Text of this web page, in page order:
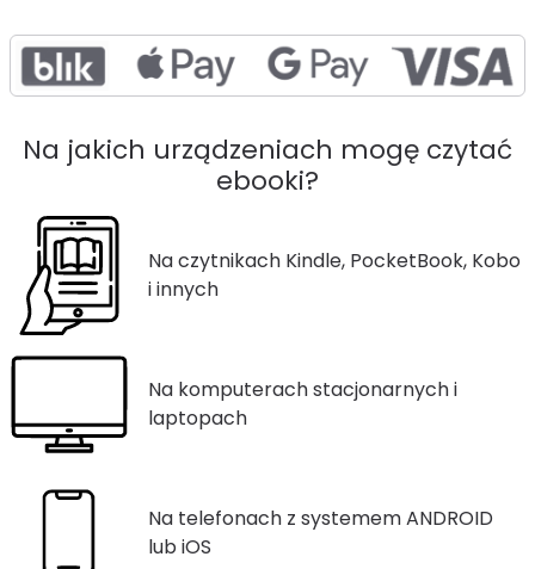
Na jakich urządzeniach mogę czytać
ebooki?
Na czytnikach Kindle, PocketBook, Kobo
i innych
Na komputerach stacjonarnych i
laptopach
Na telefonach z systemem ANDROID
lub iOS